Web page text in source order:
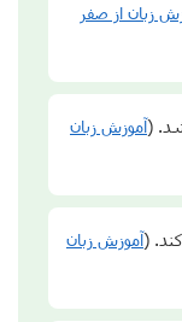
زبان از صفر
(آموزش زبان
(آموزش زبان